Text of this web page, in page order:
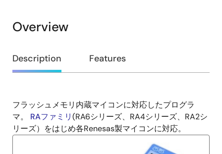
Overview
Overview
Description Features
Description
フラッシュメモリ内蔵マイコンに対応したプログラ
マ。 RAファミリ(RA6シリーズ、RA4シリーズ、RA2シ
リーズ）をはじめ各Renesas製マイコンに対応。